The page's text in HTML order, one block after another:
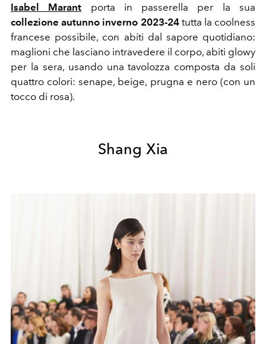
Isabel Marant porta in passerella per la sua
collezione autunno inverno 2023-24tutta la coolness
francese possibile, con abiti dal sapore quotidiano:
maglioni che lasciano intravedere il corpo, abiti glowy
per la sera, usando una tavolozza composta da soli
quattro colori: senape, beige, prugna e nero (con un
tocco di rosa).
Shang Xia